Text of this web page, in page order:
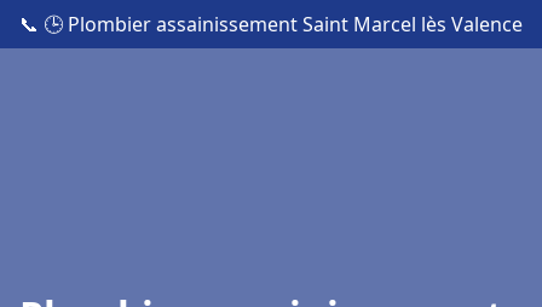
📞 🕒 Plombier assainissement Saint Marcel lès Valence